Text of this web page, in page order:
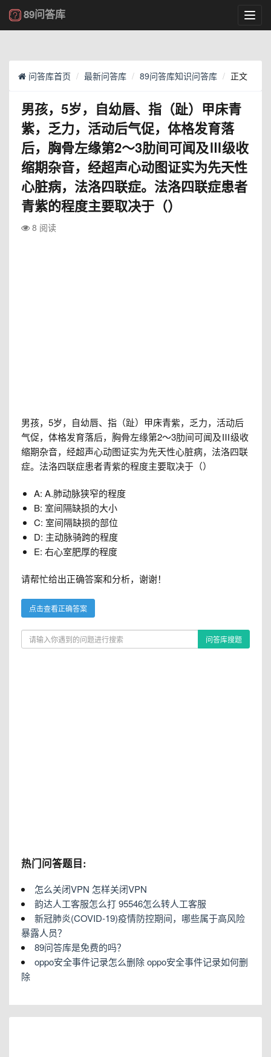
89问答库
问答库首页 最新问答库 89问答库知识问答库 正文
男孩，5岁，自幼唇、指（趾）甲床青
紫，乏力，活动后气促，体格发育落
后，胸骨左缘第2～3肋间可闻及Ⅲ级收
缩期杂音，经超声心动图证实为先天性
心脏病，法洛四联症。法洛四联症患者
青紫的程度主要取决于（）
8 阅读
男孩，5岁，自幼唇、指（趾）甲床青紫，乏力，活动后
气促，体格发育落后，胸骨左缘第2～3肋间可闻及Ⅲ级收
缩期杂音，经超声心动图证实为先天性心脏病，法洛四联
症。法洛四联症患者青紫的程度主要取决于（）
A: A.肺动脉狭窄的程度
B: 室间隔缺损的大小
C: 室间隔缺损的部位
D: 主动脉骑跨的程度
E: 右心室肥厚的程度
请帮忙给出正确答案和分析，谢谢！
点击查看正确答案
问答库搜题
热门问答题目:
怎么关闭VPN 怎样关闭VPN
韵达人工客服怎么打 95546怎么转人工客服
新冠肺炎(COVID-19)疫情防控期间，哪些属于高风险
暴露人员？
89问答库是免费的吗？
oppo安全事件记录怎么删除 oppo安全事件记录如何删
除